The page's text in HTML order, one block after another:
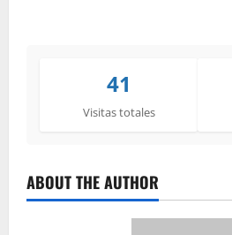
41
Visitas totales
ABOUT THE AUTHOR